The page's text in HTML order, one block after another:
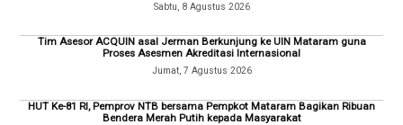
Sabtu, 8 Agustus 2026
Tim Asesor ACQUIN asal Jerman Berkunjung ke UIN Mataram guna
Proses Asesmen Akreditasi Internasional
Jumat, 7 Agustus 2026
HUT Ke-81 RI, Pemprov NTB bersama Pempkot Mataram Bagikan Ribuan
Bendera Merah Putih kepada Masyarakat